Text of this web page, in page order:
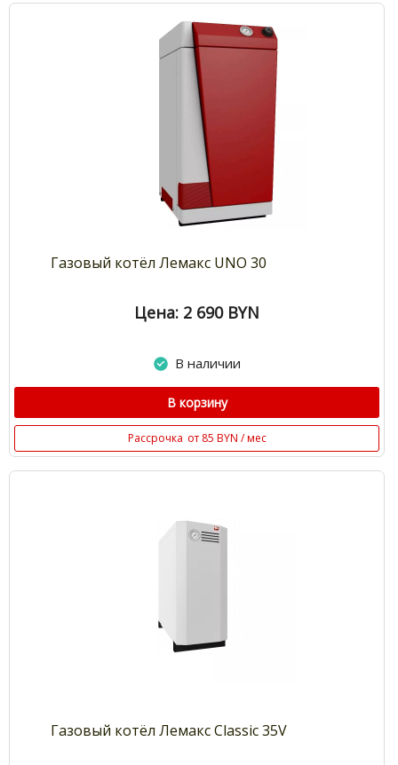
Газовый котёл Лемакс UNO 30
Цена: 2 690 BYN
В наличии
В корзину
Рассрочка от 85 BYN / мес
Газовый котёл Лемакс Classic 35V